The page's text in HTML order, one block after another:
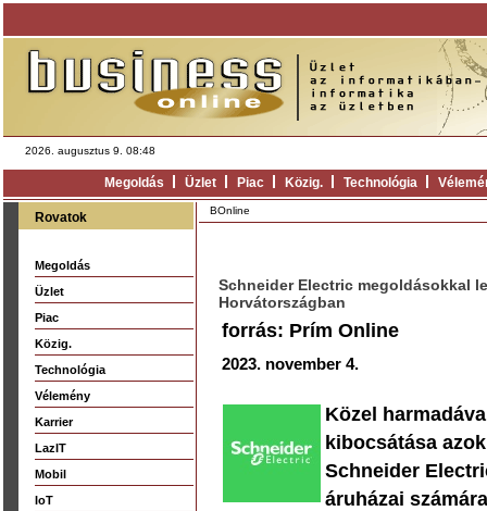
2026. augusztus 9. 08:48
Megoldás Üzlet Piac Közig. Technológia
Rovatok
Megoldás
Üzlet
Piac
Közig.
Technológia
Vélemény
Karrier
LazIT
Mobil
IoT
BOnline
Schneider Electric megoldásokkal
Horvátországban
forrás: Prím Online
2023. november 4.
Közel
kibocsátása
Schneider
áruházai